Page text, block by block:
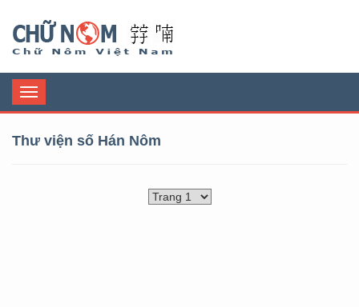
Toggle
navigation
Thư viện số Hán Nôm